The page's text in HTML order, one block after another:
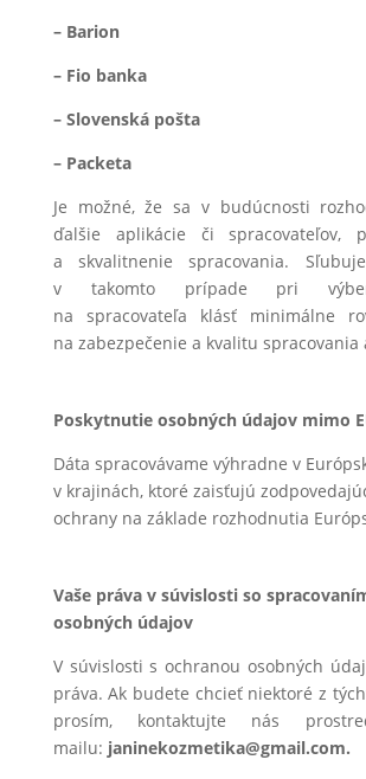
– Barion
– Fio banka
– Slovenská pošta
– Packeta
Je možné, že sa v budúcnosti
ďalšie aplikácie či spracovateľov,
a skvalitnenie spracovania.
v takomto prípade pri
na spracovateľa klásť minimálne
na zabezpečenie a kvalitu spracovania
Poskytnutie osobných údajov mimo
Dáta spracovávame výhradne v
v krajinách, ktoré zaisťujú
ochrany na základe rozhodnutia
Vaše práva v súvislosti so
osobných údajov
V súvislosti s ochranou osobných
práva. Ak budete chcieť niektoré z
prosím, kontaktujte nás
mailu: janinekozmetika@gmail.com.